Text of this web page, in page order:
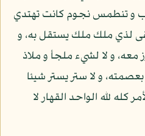
و تنطمس نجوم كانت تهتدي
لذي ملك ملك يستقل به، و
معه، و لا لشيء ملجأ و ملاذ
و لا ستر يستر شيئا
كله لله الواحد القهار لا